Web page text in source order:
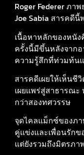
Roger Federer ภา
Joe Sabia สารคดี
เนื้อหาหลักของหนัง
ครั้งนี้มีขึ้นหลังจากอ
ความรู้สึกที่ท่วมท้น
สารคดีเผยให้เห็นชี
เผยแพร่สู่สาธารณะ
กว่าสองทศวรรษ
จุดไคลแม็กซ์ของภา
คู่แข่งและเพื่อนรักข
แต่ยังรวมถึงมิตรภา